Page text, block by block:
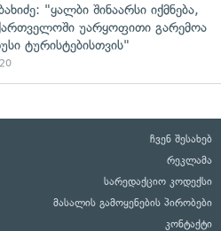
"ყალბი შინაარსი იქმნება,
უარყოფითი გარემოა
ტურისტებისთვის"
ჩვენ შესახებ
რეკლამა
სარედაქციო კოდექსი
მასალის გამოყენების პირობები
კონტაქტი